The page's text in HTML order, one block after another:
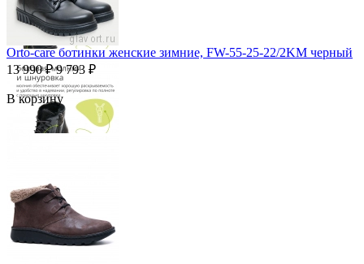
Orto-care ботинки женские зимние, FW-55-25-22/2KM черный
13 990 ₽ 9 793 ₽
В корзину